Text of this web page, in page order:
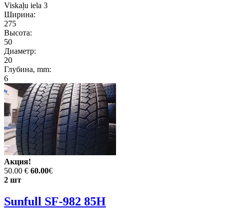
Viskaļu iela 3
Ширина:
275
Высота:
50
Диаметр:
20
Глубина, mm:
6
Акция!
50.00 € 60.00€
2 шт
Sunfull SF-982 85H